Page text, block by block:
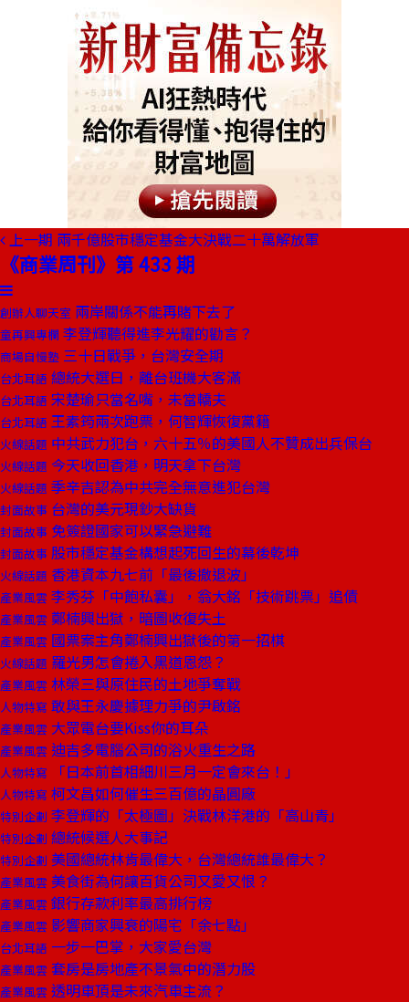
上一期 兩千億股市穩定基金大決戰二十萬解放軍
《商業周刊》第 433 期
創辦人聊天室 兩岸關係不能再賭下去了
童再興專欄 李登輝聽得進李光耀的勸言？
商場自慢塾 三十日戰爭，台灣安全期
台北耳語 總統大選日，離台班機大客滿
台北耳語 宋楚瑜只當名嘴，未當轎夫
台北耳語 王素筠兩次跑票，何智輝恢復黨籍
火線話題 中共武力犯台，六十五％的美國人不贊成出兵保台
火線話題 今天收回香港，明天拿下台灣
火線話題 季辛吉認為中共完全無意進犯台灣
封面故事 台灣的美元現鈔大缺貨
封面故事 免簽證國家可以緊急避難
封面故事 股市穩定基金構想起死回生的幕後乾坤
火線話題 香港資本九七前「最後撤退波」
產業風雲 李秀芬「中飽私囊」，翁大銘「技術跳票」追債
產業風雲 鄭楠興出獄，暗圖收復失土
產業風雲 國票案主角鄭楠興出獄後的第一招棋
火線話題 羅光男怎會捲入黑道恩怨？
產業風雲 林榮三與原住民的土地爭奪戰
人物特寫 敢與王永慶據理力爭的尹啟銘
產業風雲 大眾電台要Kiss你的耳朵
產業風雲 迪吉多電腦公司的浴火重生之路
人物特寫 「日本前首相細川三月一定會來台！」
人物特寫 柯文昌如何催生三百億的晶圓廠
特別企劃 李登輝的「太極圖」決戰林洋港的「高山青」
特別企劃 總統候選人大事記
特別企劃 美國總統林肯最偉大，台灣總統誰最偉大？
產業風雲 美食街為何讓百貨公司又愛又恨？
產業風雲 銀行存款利率最高排行榜
產業風雲 影響商家興衰的陽宅「余七點」
台北耳語 一步一巴掌，大家愛台灣
產業風雲 套房是房地產不景氣中的潛力股
產業風雲 透明車頂是未來汽車主流？